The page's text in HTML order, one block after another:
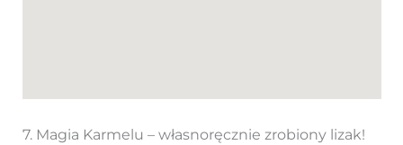
7. Magia Karmelu – własnoręcznie zrobiony lizak!